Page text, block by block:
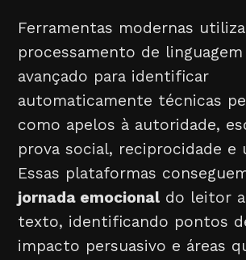
Ferramentas modernas
processamento de
avançado para identificar
automaticamente técnicas
como apelos à autoridade,
prova social, reciprocidade e
Essas plataformas
jornada emocional do leitor
texto, identificando pontos
impacto persuasivo e áreas